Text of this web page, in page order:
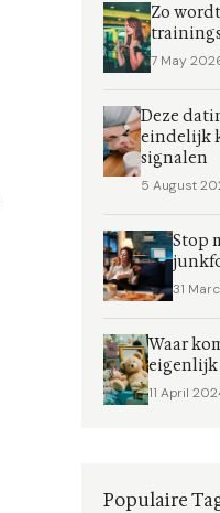
Zo
7 May
Deze
eindelijk
signalen
5 August
Stop
31
Waar
eigenlijk
11 April
Populaire